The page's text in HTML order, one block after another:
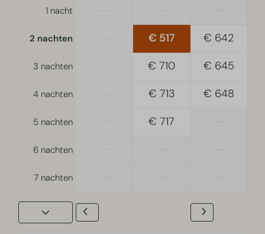
1 nacht
2 nachten € 517 € 642
3 nachten € 710 € 645
4 nachten € 713 € 648
5 nachten € 717
6 nachten
7 nachten